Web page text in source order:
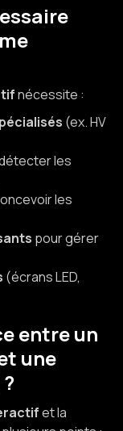
nécessite :
(ex. HV
les
les
pour gérer
(écrans LED,
entre un
une
et la